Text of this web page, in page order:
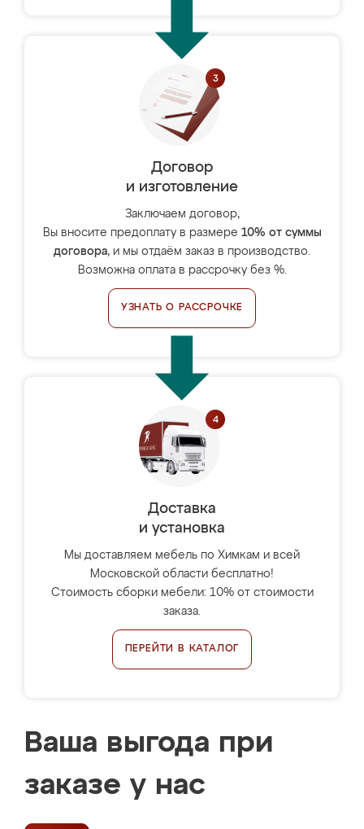
Договор
и изготовление
Заключаем договор,
Вы вносите предоплату в размере 10% от суммы
договора, и мы отдаём заказ в производство.
Возможна оплата в рассрочку без %.
УЗНАТЬ О РАССРОЧКЕ
Доставка
и установка
Мы доставляем мебель по Химкам и всей
Московской области бесплатно!
Стоимость сборки мебели: 10% от стоимости
заказа.
ПЕРЕЙТИ В КАТАЛОГ
Ваша выгода при
заказе у нас